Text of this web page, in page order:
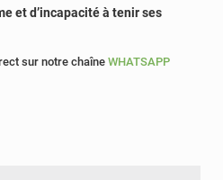
et d’incapacité à tenir ses
sur notre chaîne WHATSAPP